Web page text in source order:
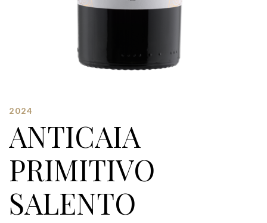
2024
ANTICAIA
PRIMITIVO
SALENTO